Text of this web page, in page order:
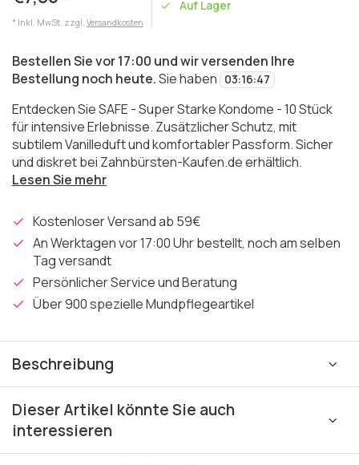
* Inkl. MwSt. zzgl. Versandkosten
Auf Lager
Bestellen Sie vor 17:00 und wir versenden Ihre
Bestellung noch heute.Sie haben 03:16:47
Entdecken Sie SAFE - Super Starke Kondome - 10 Stück
für intensive Erlebnisse. Zusätzlicher Schutz, mit
subtilem Vanilleduft und komfortabler Passform. Sicher
und diskret bei Zahnbürsten-Kaufen.de erhältlich.
Lesen Sie mehr
Kostenloser Versand ab 59€
An Werktagen vor 17:00 Uhr bestellt, noch am selben
Tag versandt
Persönlicher Service und Beratung
Über 900 spezielle Mundpflegeartikel
Beschreibung
Dieser Artikel könnte Sie auch
interessieren